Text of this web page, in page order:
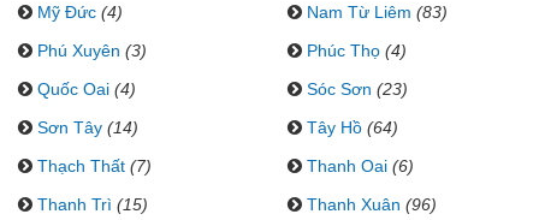
Mỹ Đức (4) Nam Từ Liêm (83)
Phú Xuyên (3) Phúc Thọ (4)
Quốc Oai (4) Sóc Sơn (23)
Sơn Tây (14) Tây Hồ (64)
Thạch Thất (7) Thanh Oai (6)
Thanh Trì (15) Thanh Xuân (96)